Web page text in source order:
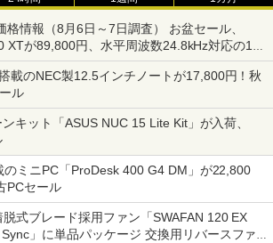
格情報（8月6日～7日調査） お盆セール、
XTが89,800円、水平周波数24.8kHz対応の17
円、暑さ指数連動セール ほか
載のNEC製12.5インチノートが17,800円！秋
ル
キット「ASUS NUC 15 Lite Kit」が入荷、
ミニPC「ProDesk 400 G4 DM」が22,800
PCセール
式ブレード採用ファン「SWAFAN 120 EX
」に単品パッケージ 交換用リバースファ